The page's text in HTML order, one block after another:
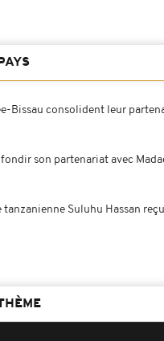
Bissau consolident leur
son partenariat avec
tanzanienne Suluhu Hassan